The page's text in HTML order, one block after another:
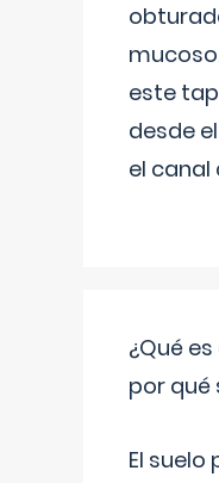
este
desde
el canal
¿Qué
por qué
El suelo